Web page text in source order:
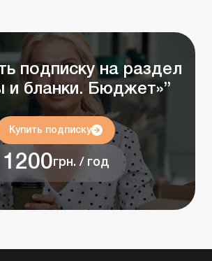
подписку на раздел
и бланки. Бюджет»”
Купить подписку
1200грн. / год